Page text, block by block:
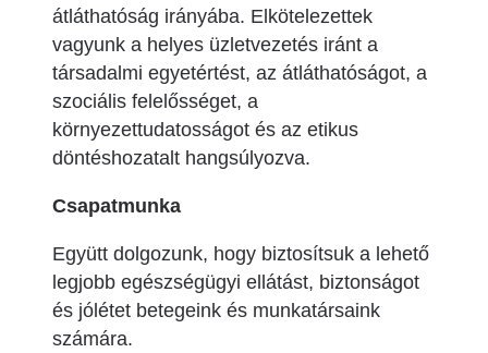
átláthatóság irányába. Elkötelezettek
vagyunk a helyes üzletvezetés iránt a
társadalmi egyetértést, az átláthatóságot, a
szociális felelősséget, a
környezettudatosságot és az etikus
döntéshozatalt hangsúlyozva.
Csapatmunka
Együtt dolgozunk, hogy biztosítsuk a lehető
legjobb egészségügyi ellátást, biztonságot
és jólétet betegeink és munkatársaink
számára.